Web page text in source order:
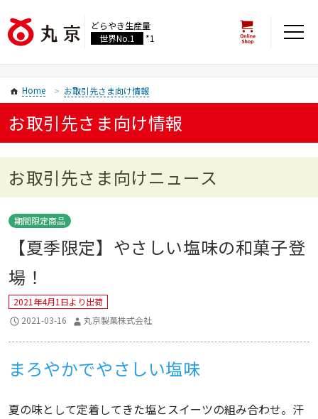
どらやき生産量
世界No.1
*1
Home お取引先さま向け情報
お取引先さま向け情報
お取引先さま向けニュース
期間限定商品
【夏季限定】やさしい塩味の和菓子登
場！
2021年4月1日より出荷
2021-03-16
丸京製菓株式会社
まろやかでやさしい塩味
夏の味として定着してきた塩とスイーツの組み合わせ。汗